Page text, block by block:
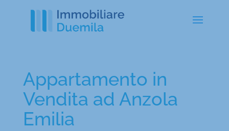
Appartamento in
Vendita ad Anzola
Emilia